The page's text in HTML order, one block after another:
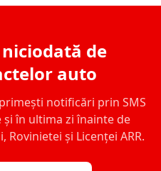
de
auto
notificări prin SMS
și în ultima zi înainte de
Rovinietei și Licenței ARR.